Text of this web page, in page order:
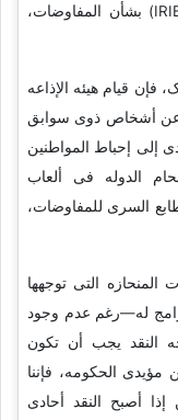
على أداء هیئه الإذاعه والتلفزیون الإیرانیه (IRIB) بشأن المفاوضات،
قیام هیئه الإذاعه
عن أشخاص ذوی سوابق
إلى إحباط المواطنین
الدوله فی ألعاب
السری للمفاوضات،
التی توجهها
له—رغم عدم وجود
النقد یجب أن تکون
مؤیدی الحکومه، فإننا
إذا أصبح النقد أحادی